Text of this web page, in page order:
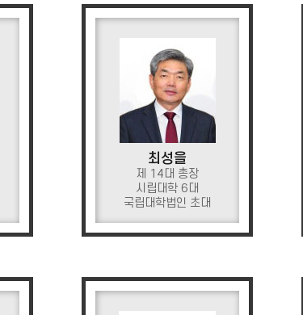
최성을
제 14대 총장
시립대학 6대
국립대학법인 초대